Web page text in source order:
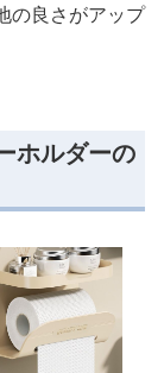
の良さがアップ
ホルダーの